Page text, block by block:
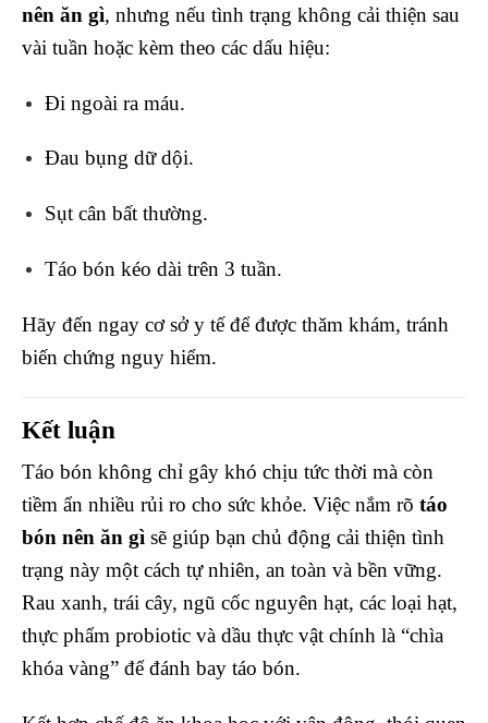
nên ăn gì, nhưng nếu tình trạng không cải thiện sau
vài tuần hoặc kèm theo các dấu hiệu:
Đi ngoài ra máu.
Đau bụng dữ dội.
Sụt cân bất thường.
Táo bón kéo dài trên 3 tuần.
Hãy đến ngay cơ sở y tế để được thăm khám, tránh
biến chứng nguy hiểm.
Kết luận
Táo bón không chỉ gây khó chịu tức thời mà còn
tiềm ẩn nhiều rủi ro cho sức khỏe. Việc nắm rõ táo
bón nên ăn gì sẽ giúp bạn chủ động cải thiện tình
trạng này một cách tự nhiên, an toàn và bền vững.
Rau xanh, trái cây, ngũ cốc nguyên hạt, các loại hạt,
thực phẩm probiotic và dầu thực vật chính là “chìa
khóa vàng” để đánh bay táo bón.